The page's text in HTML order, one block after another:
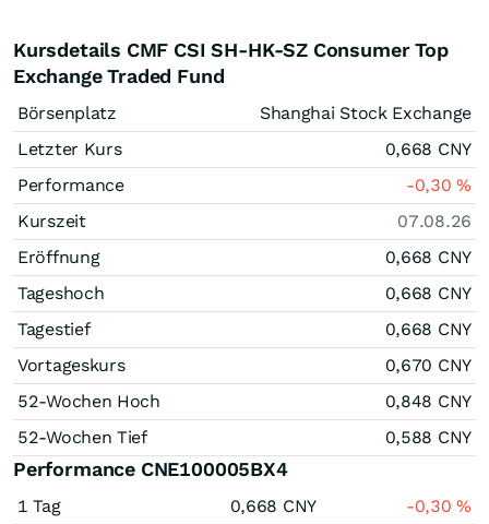
Kursdetails CMF CSI SH-HK-SZ Consumer Top
Exchange Traded Fund
Börsenplatz
Shanghai Stock Exchange
Letzter Kurs
0,668 CNY
Performance
-0,30%
Kurszeit
07.08.26
Eröffnung
0,668 CNY
Tageshoch
0,668 CNY
Tagestief
0,668 CNY
Vortageskurs
0,670 CNY
52-Wochen Hoch
0,848 CNY
52-Wochen Tief
0,588 CNY
Performance CNE100005BX4
1 Tag 0,668 CNY -0,30%